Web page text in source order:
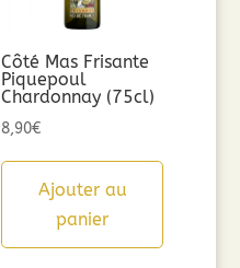
Côté Mas Frisante
Piquepoul
Chardonnay (75cl)
8,90€
Ajouter au
panier